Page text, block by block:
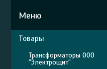
Товары
Трансформаторы ООО
"Электрощит"